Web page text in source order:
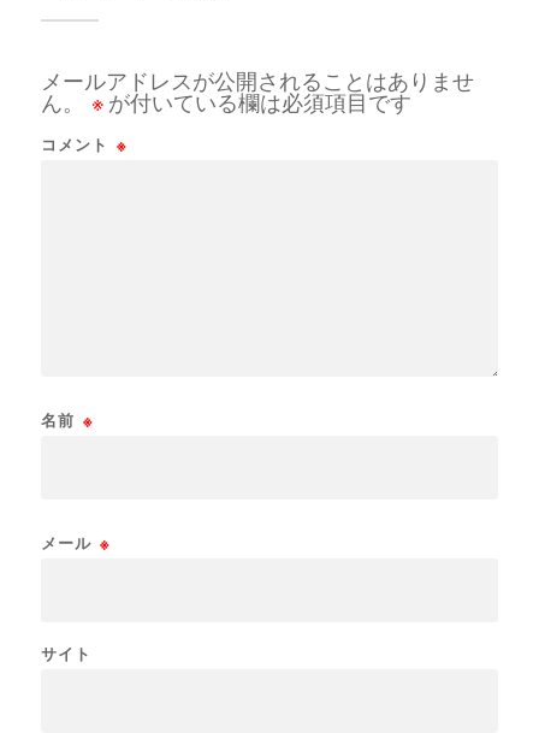
メールアドレスが公開されることはありませ
ん。
※ が付いている欄は必須項目です
コメント ※
名前 ※
メール ※
サイト